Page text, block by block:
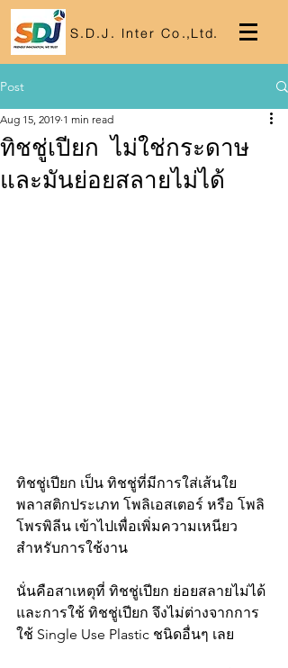
S.D.J. Inter Co.,Ltd.
Post
ทิชชู่เปียก ไม่ใช่กระดาษ
และมันย่อยสลายไม่ได้
Aug 15, 2019 1 min read
ทิชชู่เปียก เป็น ทิชชู่ที่มีการใส่เส้นใย
พลาสติกประเภท โพลิเอสเตอร์ หรือ โพลิ
โพรพิลีน เข้าไปเพื่อเพิ่มความเหนียว
สำหรับการใช้งาน
นั่นคือสาเหตุที่ ทิชชู่เปียก ย่อยสลายไม่ได้
และการใช้ ทิชชู่เปียก จึงไม่ต่างจากการ
ใช้ Single Use Plastic ชนิดอื่นๆ เลย